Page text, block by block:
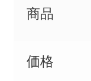
商品
価格